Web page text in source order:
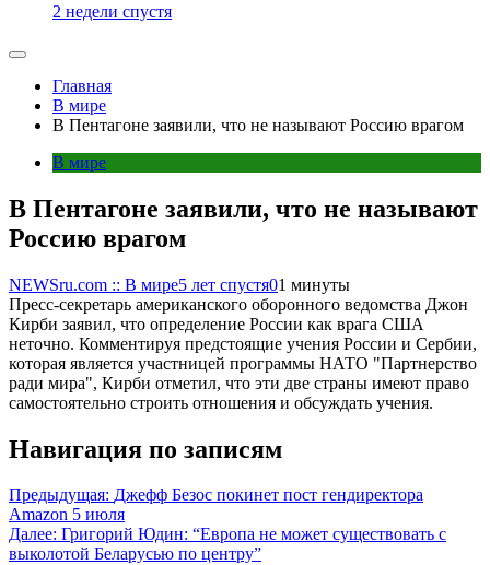
2 недели спустя
Главная
В мире
В Пентагоне заявили, что не называют Россию врагом
В мире
В Пентагоне заявили, что не называют
Россию врагом
NEWSru.com :: В мире5 лет спустя01 минуты
Пресс-секретарь американского оборонного ведомства Джон
Кирби заявил, что определение России как врага США
неточно. Комментируя предстоящие учения России и Сербии,
которая является участницей программы НАТО "Партнерство
ради мира", Кирби отметил, что эти две страны имеют право
самостоятельно строить отношения и обсуждать учения.
Навигация по записям
Предыдущая: Джефф Безос покинет пост гендиректора
Amazon 5 июля
Далее: Григорий Юдин: “Европа не может существовать с
выколотой Беларусью по центру”